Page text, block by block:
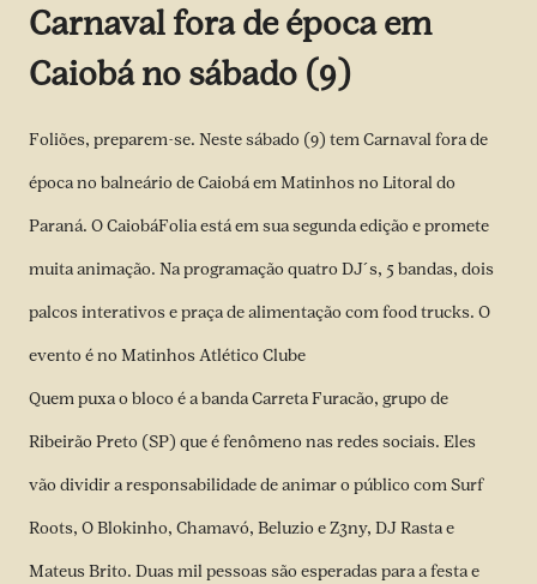
Carnaval fora de época em
Caiobá no sábado (9)
Foliões, preparem-se. Neste sábado (9) tem Carnaval fora de
época no balneário de Caiobá em Matinhos no Litoral do
Paraná. O CaiobáFolia está em sua segunda edição e promete
muita animação. Na programação quatro DJ´s, 5 bandas, dois
palcos interativos e praça de alimentação com food trucks. O
evento é no Matinhos Atlético Clube
Quem puxa o bloco é a banda Carreta Furacão, grupo de
Ribeirão Preto (SP) que é fenômeno nas redes sociais. Eles
vão dividir a responsabilidade de animar o público com Surf
Roots, O Blokinho, Chamavó, Beluzio e Z3ny, DJ Rasta e
Mateus Brito. Duas mil pessoas são esperadas para a festa e